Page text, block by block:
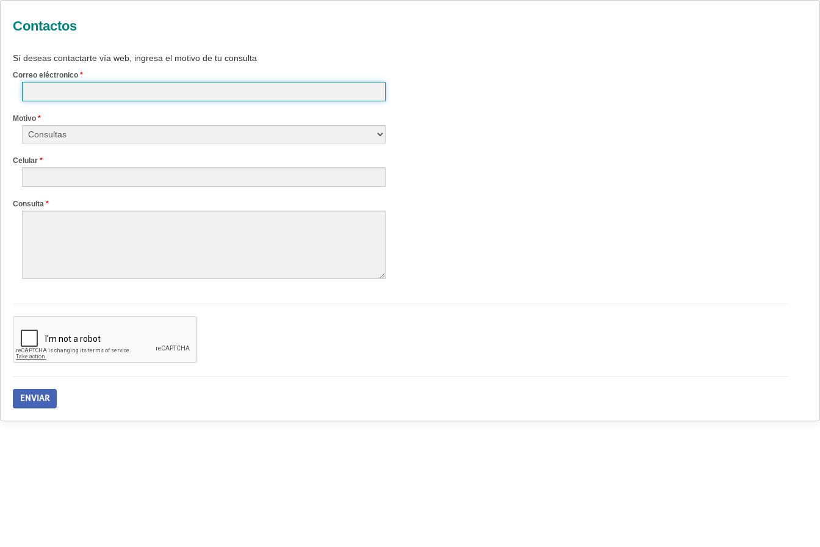
Contactos
Sí deseas contactarte vía web, ingresa el motivo de tu consulta
Correo eléctronico *
Motivo *
Celular *
Consulta *
ENVIAR